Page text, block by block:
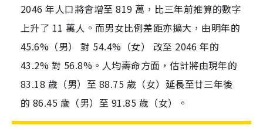
2046 年人口將會增至 819 萬，比三年前推算的數字
上升了 11 萬人。而男女比例差距亦擴大，由明年的
45.6%（男） 對 54.4%（女） 改至 2046 年的
43.2% 對 56.8%。人均壽命方面，估計將由現年的
83.18 歲（男）至 88.75 歲（女）延長至廿三年後
的 86.45 歲（男）至 91.85 歲（女）。